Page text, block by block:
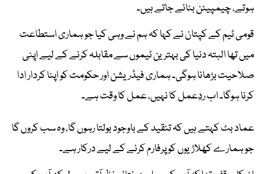
ہوتے، چیمپیئن بنائے جاتے ہیں۔
قومی ٹیم کے کپتان نے کہا کہ ہم نے وہی کیا جو ہماری استطاعت
میں تھا البتہ دنیا کی بہترین ٹیموں سے مقابلہ کرنے کے لیے اپنی
صلاحیت بڑھانا ہوگی۔ ہماری فیڈریشن اور حکومت کو اپنا کردار ادا
کرنا ہوگا۔ اب ردِعمل کا نہیں، عمل کا وقت ہے۔
عماد بٹ کہتے ہیں کہ تنقید کے باوجود بولتا رہوں گا، وہ سب کروں گا
جو ہمارے کھلاڑیوں کو پرفارم کرنے کے لیے درکار ہے۔